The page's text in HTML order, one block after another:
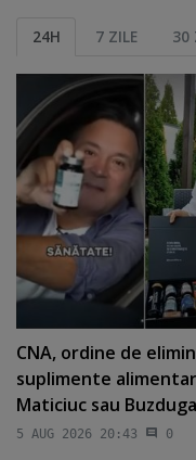
24H 7 ZILE 30
CNA, ordine de
suplimente
Maticiuc sau
5 AUG 2026 20:43 0